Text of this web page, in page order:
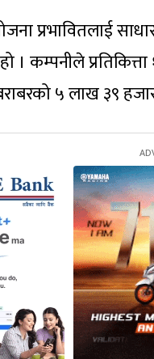
प्रभावितलाई
। कम्पनीले
५ लाख ३९